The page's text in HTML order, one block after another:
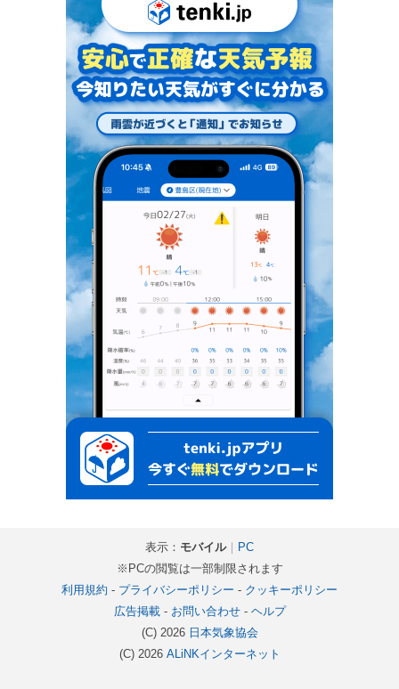
表示： モバイル｜ PC
※PCの閲覧は一部制限されます
利用規約 - プライバシーポリシー - クッキーポリシー
広告掲載- お問い合わせ- ヘルプ
(C) 2026 日本気象協会
(C) 2026 ALiNKインターネット